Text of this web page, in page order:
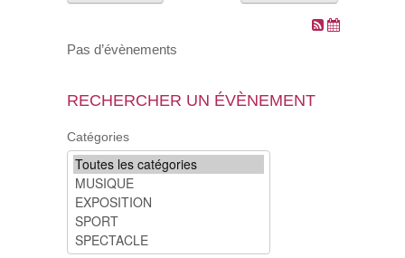
SOCIAL
SPORTS ET LOISIRS
CULTURE ET PATRIMOINE
Pas d’évènements
RECHERCHER UN ÉVÈNEMENT
Catégories